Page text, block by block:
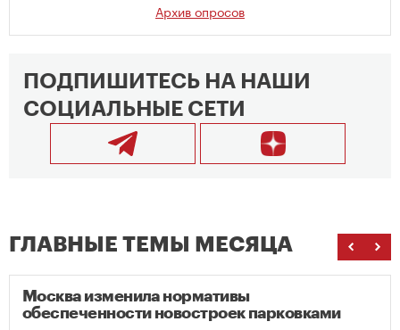
Архив опросов
ПОДПИШИТЕСЬ НА НАШИ
СОЦИАЛЬНЫЕ СЕТИ
ГЛАВНЫЕ ТЕМЫ МЕСЯЦА
Москва изменила нормативы
обеспеченности новостроек парковками